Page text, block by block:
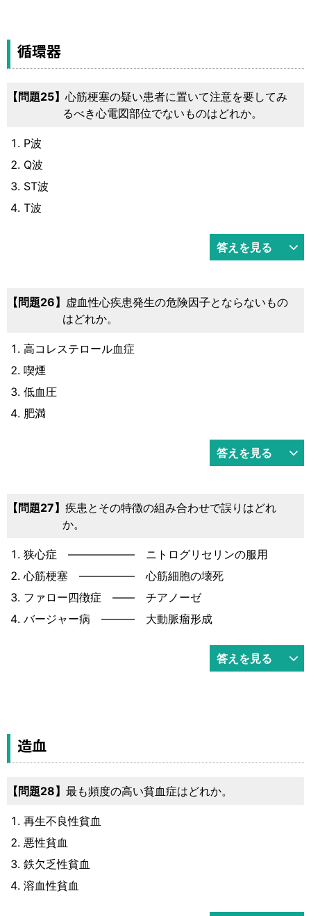
循環器
問題25
心筋梗塞の疑い患者に置いて注意を要してみ
るべき心電図部位でないものはどれか。
P波
Q波
ST波
T波
答えを見る
問題26
虚血性心疾患発生の危険因子とならないもの
はどれか。
高コレステロール血症
喫煙
低血圧
肥満
答えを見る
問題27
疾患とその特徴の組み合わせで誤りはどれ
か。
狭心症 ―――――― ニトログリセリンの服用
心筋梗塞 ――――― 心筋細胞の壊死
ファロー四徴症 ―― チアノーゼ
バージャー病 ――― 大動脈瘤形成
答えを見る
造血
問題28 最も頻度の高い貧血症はどれか。
再生不良性貧血
悪性貧血
鉄欠乏性貧血
溶血性貧血